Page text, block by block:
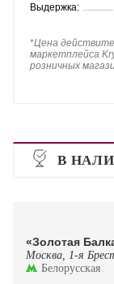
Выдержка:
*Цена
маркетплейса
розничных
В
«Золотая
Москва, 1-я
Белорусская